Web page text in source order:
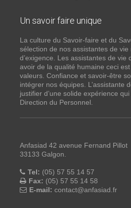
Un savoir faire unique
La culture du Savoir-faire et du
sélection de nos assistantes de
d’exigence. Les assistantes de vie
avoir de la qualité humaine ceci
valeurs. Confiance et savoir-être
intégrer nos équipes. L’assistante
justifier d’une solide expérience
Direction du Personnel.
Anfasiad 42 avenue Fernand Pillot
33133 Galgon.
Tel: (05) 57 55 14 57
Fax: (05) 57 55 14 58
E-mail: contact@anfasiad.fr